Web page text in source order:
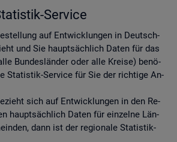
Ser­vice
auf Ent­wick­lun­gen in Deutsch­
und Sie haupt­säch­lich Daten für das
Bun­des­län­der oder alle Krei­se) be­nö­
Sta­tis­tik-Ser­vice für Sie der rich­ti­ge An­
sich auf Ent­wick­lun­gen in den Re­
haupt­säch­lich Daten für ein­zel­ne Län­
dann ist der re­gio­na­le Sta­tis­tik-